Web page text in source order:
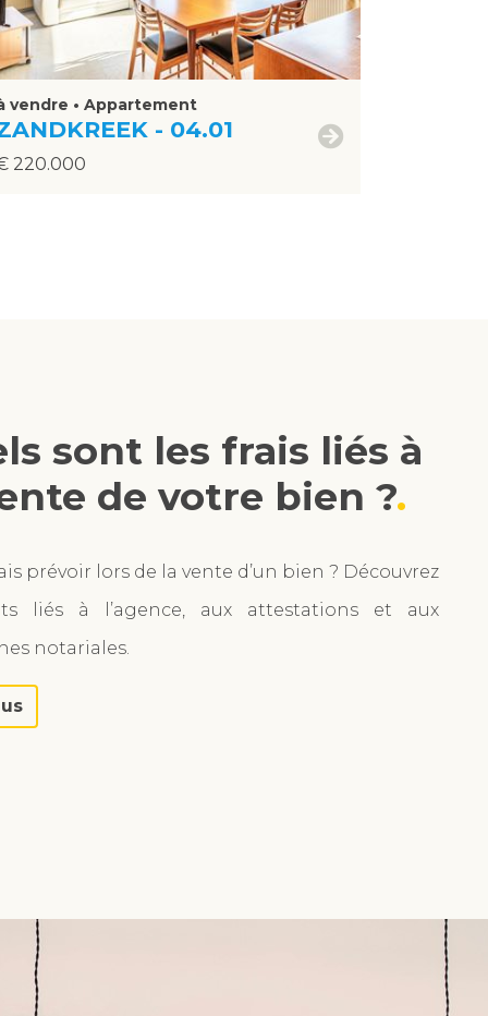
vendre • Appartement
- 04.01
220.000
sont les frais liés à
de votre bien ?
prévoir lors de la vente d’un bien ? Découvrez
liés à l’agence, aux attestations et aux
notariales.